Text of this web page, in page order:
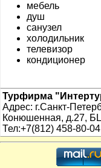
мебель
душ
санузел
холодильник
телевизор
кондиционер
Турфирма
Адрес: г.Санкт-
Конюшенная, д.27,
Тел:+7(812) 458-80-